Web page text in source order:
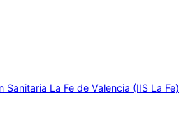
La Fe de Valencia (IIS La Fe)